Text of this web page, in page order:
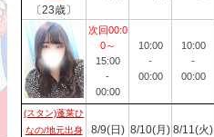
〔23歳〕
次回00:0
0～
15:00
-
00:00
10:00
-
00:00
10:00
-
00:00
(スタン)蓬莱ひ
なの/地元出身
8/9(日) 8/10(月) 8/11(火)